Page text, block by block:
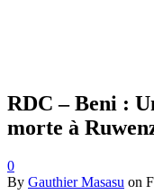
RDC – Beni :
morte à
0
By Gauthier Masasu on